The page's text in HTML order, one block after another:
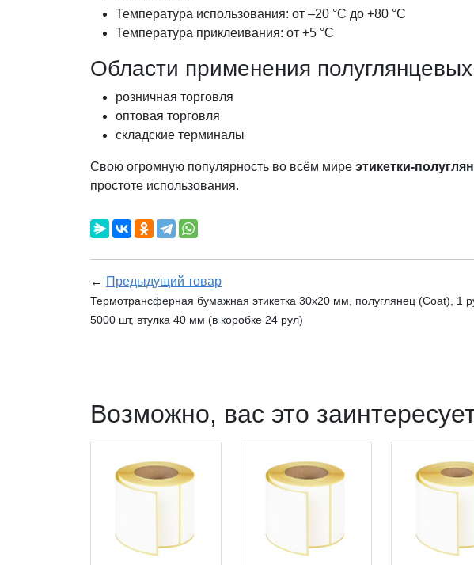
Температура использования: от –20 °C до +80 °C
Температура приклеивания: от +5 °C
Области применения
розничная торговля
оптовая торговля
складские терминалы
Свою огромную популярность во всём мире этикетки-
простоте использования.
← Предыдущий товар
Термотрансферная бумажная этикетка 30х20 мм, полуглянец (Coat), 1
5000 шт, втулка 40 мм (в коробке 24 рул)
Возможно, вас это